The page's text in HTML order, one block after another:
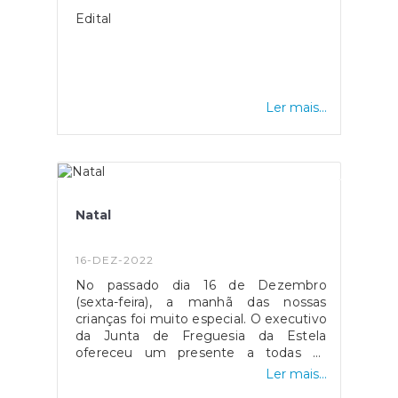
Edital
Ler mais...
Natal
16-DEZ-2022
No passado dia 16 de Dezembro
(sexta-feira), a manhã das nossas
crianças foi muito especial. O executivo
da Junta de Freguesia da Estela
ofereceu um presente a todas as
crianças da nossa Escola Básica do
Ler mais...